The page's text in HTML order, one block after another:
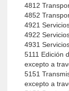
4812
4852
4921
4922
4931
5111 Edición
excepto a
5151
excepto a